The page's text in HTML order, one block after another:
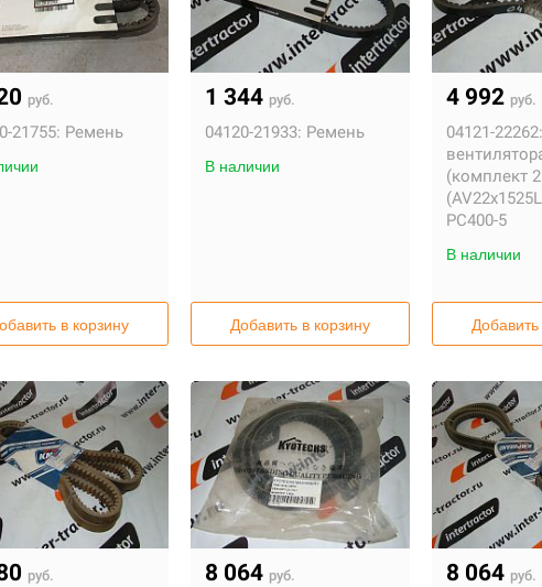
руб.
21755: Ремень
в корзину
1 344 руб.
04120-21933: Ремень
В наличии
Добавить в корзину
4 992 руб.
04121-22262:
(комплект
PC400-5
В наличии
Добавить
руб. 8 064 руб. 8 064 руб.